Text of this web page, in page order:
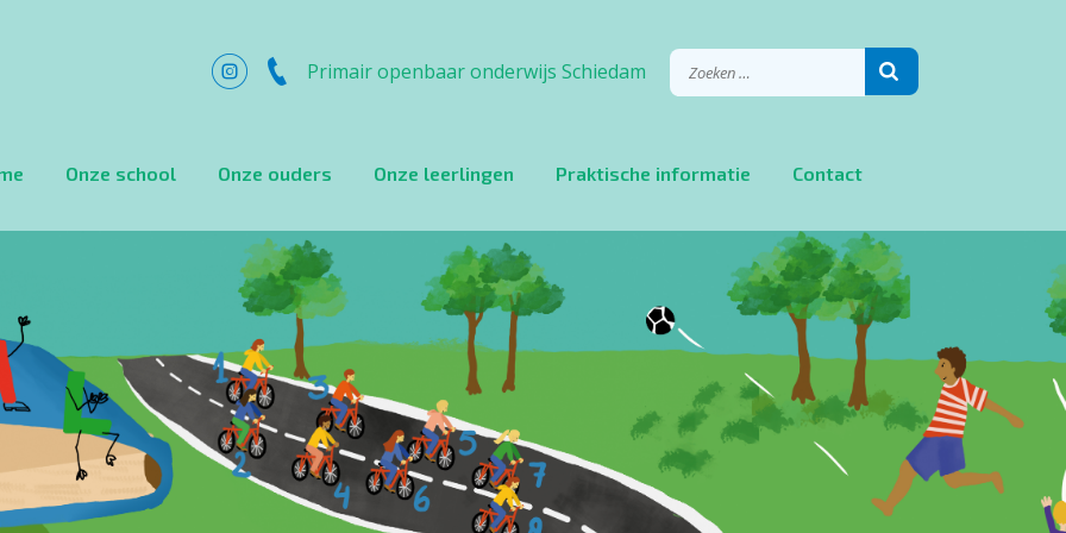
Primair openbaar onderwijs Schiedam
Onze school Onze ouders Onze leerlingen Praktische informatie Contact